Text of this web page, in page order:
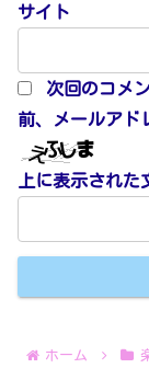
サイト
次回のコメ
前、メールアド
上に表示された
ホーム